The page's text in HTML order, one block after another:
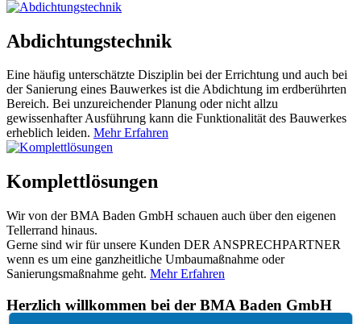
Abdichtungstechnik
Eine häufig unterschätzte Disziplin bei der Errichtung und auch bei
der Sanierung eines Bauwerkes ist die Abdichtung im erdberührten
Bereich. Bei unzureichender Planung oder nicht allzu
gewissenhafter Ausführung kann die Funktionalität des Bauwerkes
erheblich leiden. Mehr Erfahren
Komplettlösungen
Wir von der BMA Baden GmbH schauen auch über den eigenen
Tellerrand hinaus.
Gerne sind wir für unsere Kunden DER ANSPRECHPARTNER
wenn es um eine ganzheitliche Umbaumaßnahme oder
Sanierungsmaßnahme geht. Mehr Erfahren
Herzlich willkommen bei der BMA Baden GmbH